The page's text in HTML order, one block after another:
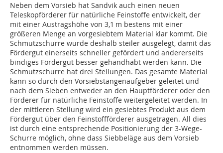
Neben dem Vorsieb hat Sandvik auch einen neuen
Teleskopförderer für natürliche Feinstoffe entwickelt, der
mit einer Austragshöhe von 3,1 m bestens mit einer
größeren Menge an vorgesiebtem Material klar kommt. Die
Schmutzschurre wurde deshalb steiler ausgelegt, damit das
Fördergut einerseits schneller gefördert und andererseits
bindiges Fördergut besser gehandhabt werden kann. Die
Schmutzschurre hat drei Stellungen. Das gesamte ­Material
kann so durch den Vorsiebstangenaufgeber geleitet und
nach dem Sieben entweder an den Hauptförderer oder den
Förderer für natürliche Feinstoffe weitergeleitet werden. In
der mittleren Stellung wird ein gesiebtes Produkt aus dem
Fördergut über den Feinstoffförderer ausgetragen. All dies
ist durch eine entsprechende Positionierung der 3-Wege-
Schurre möglich, ohne dass Siebbeläge aus dem Vorsieb
entnommen werden müssen.